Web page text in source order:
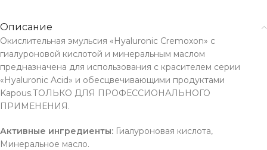
Описание
Окислительная эмульсия «Hyaluronic Cremoxon» с
гиалуроновой кислотой и минеральным маслом
предназначена для использования с красителем серии
«Hyaluronic Acid» и обесцвечивающими продуктами
Kapous.ТОЛЬКО ДЛЯ ПРОФЕССИОНАЛЬНОГО
ПРИМЕНЕНИЯ.
Активные ингредиенты: Гиалуроновая кислота,
Минеральное масло.